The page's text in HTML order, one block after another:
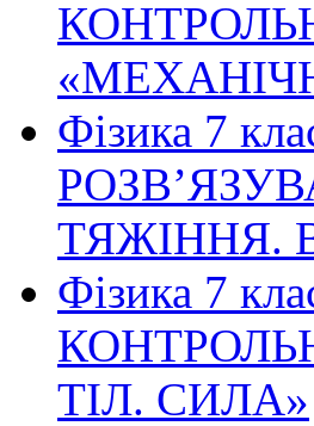
Фізика 7
ТЯЖІННЯ.
Фізика 7
ТІЛ. СИЛА»